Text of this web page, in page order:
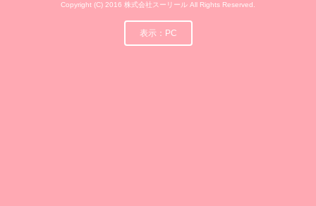
Copyright (C) 2016 株式会社スーリール All Rights Reserved.
表示：PC